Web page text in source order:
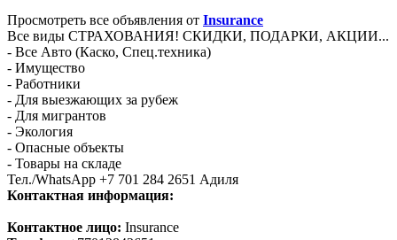
Просмотреть все объявления от Insurance
Все виды СТРАХОВАНИЯ! СКИДКИ, ПОДАРКИ, АКЦИИ...
- Все Авто (Каско, Спец.техника)
- Имущество
- Работники
- Для выезжающих за рубеж
- Для мигрантов
- Экология
- Опасные объекты
- Товары на складе
Тел./WhatsApp +7 701 284 2651 Адиля
Контактная информация:
Контактное лицо: Insurance